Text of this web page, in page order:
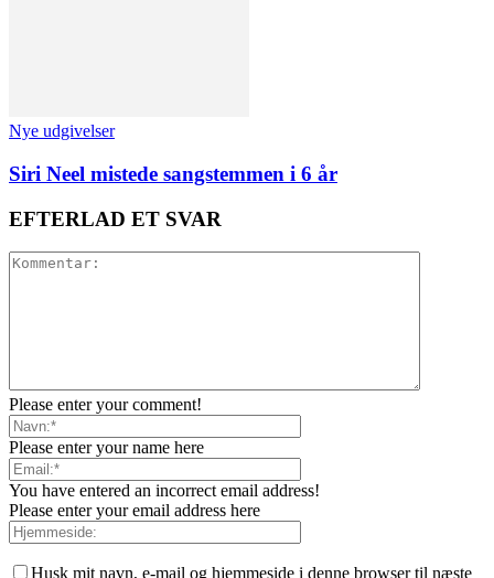
Nye udgivelser
Siri Neel mistede sangstemmen i 6 år
EFTERLAD ET SVAR
Please enter your comment!
Please enter your name here
You have entered an incorrect email address!
Please enter your email address here
Husk mit navn, e-mail og hjemmeside i denne browser til næste